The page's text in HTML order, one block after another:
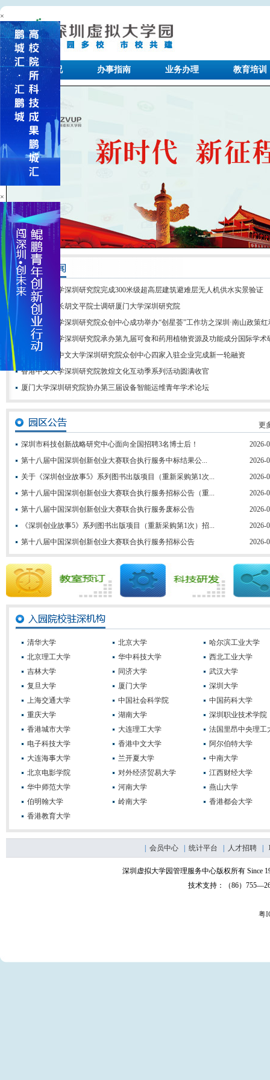
×
×
园区概况 办事指南 业务办理 教育培训
中国矿业大学深圳研究院完成300米级超高层建筑避难层无人机供水实景验证
厦门大学校长胡文平院士调研厦门大学深圳研究院
香港中文大学深圳研究院众创中心成功举办“创星荟”工作坊之深圳·南山政策
香港科技大学深圳研究院承办第九届可食和药用植物资源及功能成分国际学术
喜讯丨香港中文大学深圳研究院众创中心四家入驻企业完成新一轮融资
香港中文大学深圳研究院敦煌文化互动季系列活动圆满收官
厦门大学深圳研究院协办第三届设备智能运维青年学术论坛
更
深圳市科技创新战略研究中心面向全国招聘3名博士后！
2026-
第十八届中国深圳创新创业大赛联合执行服务中标结果公...
2026-
关于《深圳创业故事5》系列图书出版项目（重新采购第1次...
2026-
第十八届中国深圳创新创业大赛联合执行服务招标公告（重...
2026-
第十八届中国深圳创新创业大赛联合执行服务废标公告
2026-
《深圳创业故事5》系列图书出版项目（重新采购第1次）招...
2026-
第十八届中国深圳创新创业大赛联合执行服务招标公告
2026-
清华大学 北京大学
哈尔滨工业大学
北京理工大学
华中科技大学
西北工业大学
吉林大学
同济大学
武汉大学
复旦大学
厦门大学
深圳大学
上海交通大学
中国社会科学院
中国药科大学
重庆大学
湖南大学
深圳职业技术学院
香港城市大学
大连理工大学
法国里昂中央理工
电子科技大学
香港中文大学
阿尔伯特大学
大连海事大学
兰开夏大学
中南大学
北京电影学院
对外经济贸易大学
江西财经大学
华中师范大学
河南大学
燕山大学
伯明翰大学
岭南大学
香港都会大学
香港教育大学
会员中心| 统计平台 人才招聘|
深圳虚拟大学园管理服务中心版权所有
技术支持：（86）
粤